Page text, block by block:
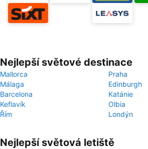
Nejlepší světové destinace
Mallorca
Praha
Málaga
Edinburgh
Barcelona
Katánie
Keflavík
Olbia
Řím
Londýn
Nejlepší světová letiště